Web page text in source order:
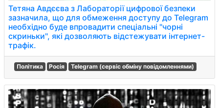
Тетяна Авдєєва з Лабораторії цифрової безпеки
зазначила, що для обмеження доступу до Telegram
необхідно буде впровадити спеціальні "чорні
скриньки", які дозволяють відстежувати інтернет-
трафік.
Політика Росія Telegram (сервіс обміну повідомленнями)